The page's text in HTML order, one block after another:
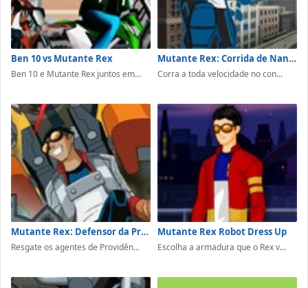
Ben 10 vs Mutante Rex
Ben 10 e Mutante Rex juntos em...
Mutante Rex: Corrida de Nanites
Corra a toda velocidade no con...
Mutante Rex: Defensor da Providência
Resgate os agentes de Providên...
Mutante Rex Robot Dress Up
Escolha a armadura que o Rex v...